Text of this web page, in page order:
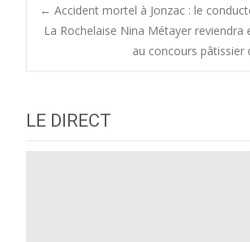
Post
navigation
← Accident mortel à Jonzac : le
La Rochelaise Nina Métayer reviendra
au concours pâtissier
LE DIRECT